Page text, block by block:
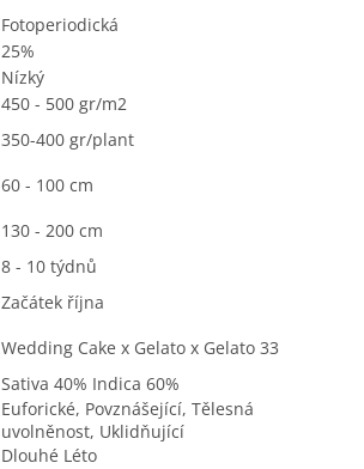
Fotoperiodická
25%
Nízký
450 - 500 gr/m2
350-400 gr/plant
60 - 100 cm
130 - 200 cm
8 - 10 týdnů
Začátek října
Wedding Cake x Gelato x Gelato 33
Sativa 40% Indica 60%
Euforické, Povznášející, Tělesná
uvolněnost, Uklidňující
Dlouhé Léto